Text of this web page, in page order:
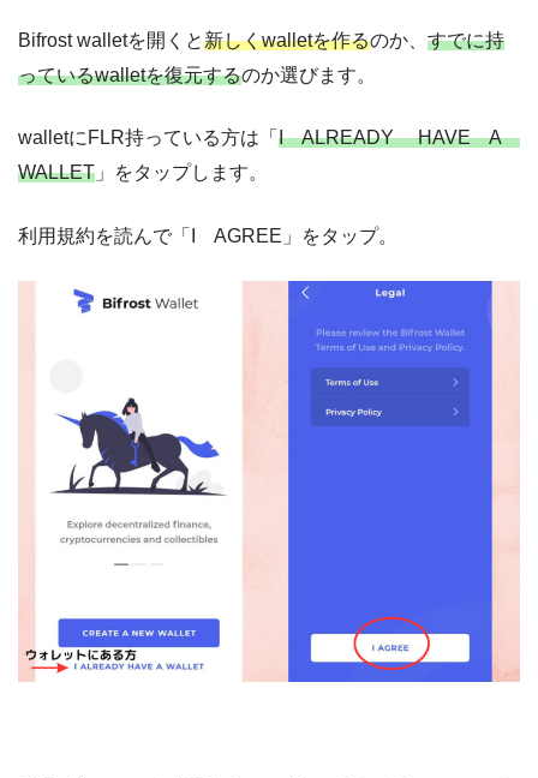
Bifrost walletを開くと新しくwalletを作るのか、 すでに持
っているwalletを復元するのか選びます。
walletにFLR持っている方は「 I ALREADY HAVE A
WALLET 」をタップします。
利用規約を読んで「I AGREE」をタップ。